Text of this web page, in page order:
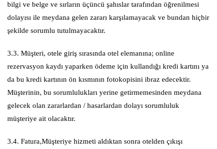
bilgi ve belge ve sırların üçüncü şahıslar tarafından öğrenilmesi
dolayısı ile meydana gelen zararı karşılamayacak ve bundan hiçbir
şekilde sorumlu tutulmayacaktır.
3.3. Müşteri, otele giriş sırasında otel elemanına; online
rezervasyon kaydı yaparken ödeme için kullandığı kredi kartını ya
da bu kredi kartının ön kısmının fotokopisini ibraz edecektir.
Müşterinin, bu sorumlulukları yerine getirmemesinden meydana
gelecek olan zararlardan / hasarlardan dolayı sorumluluk
müşteriye ait olacaktır.
3.4. Fatura,Müşteriye hizmeti aldıktan sonra otelden çıkışı